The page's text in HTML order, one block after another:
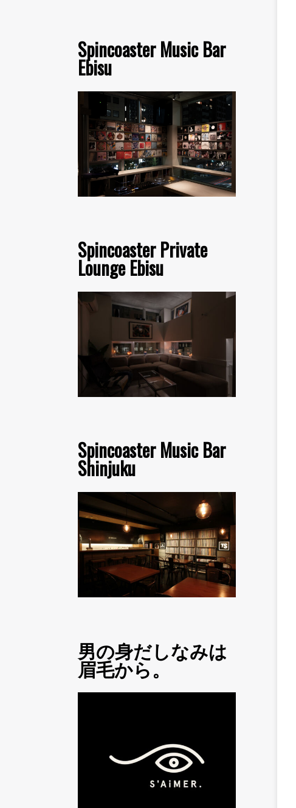
Spincoaster Music Bar
Ebisu
Spincoaster Private
Lounge Ebisu
Spincoaster Music Bar
Shinjuku
男の身だしなみは
眉毛から。